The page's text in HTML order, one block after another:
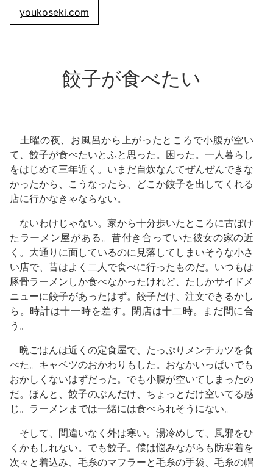
youkoseki.com
餃子が食べたい
土曜の夜、お風呂から上がったところで小腹が空い
て、餃子が食べたいとふと思った。困った。一人暮らし
をはじめて三年近く。いまだ自炊なんてぜんぜんできな
かったから、こうなったら、どこか餃子を出してくれる
店に行かなきゃならない。
ないわけじゃない。家から十分歩いたところに古ぼけ
たラーメン屋がある。昔付き合っていた彼女の家の近
く。大通りに面しているのに見落してしまいそうな小さ
い店で、昔はよく二人で食べに行ったものだ。いつもは
豚骨ラーメンしか食べなかったけれど、たしかサイドメ
ニューに餃子があったはず。餃子だけ、注文できるかし
ら。時計は十一時を差す。閉店は十二時。まだ間に合
う。
晩ごはんは近くの定食屋で、たっぷりメンチカツを食
べた。キャベツのおかわりもした。おなかいっぱいでも
おかしくないはずだった。でも小腹が空いてしまったの
だ。ほんと、餃子のぶんだけ、ちょっとだけ空いてる感
じ。ラーメンまでは一緒には食べられそうにない。
そして、間違いなく外は寒い。湯冷めして、風邪をひ
くかもしれない。でも餃子。僕は悩みながらも防寒着を
次々と着込み、毛糸のマフラーと毛糸の手袋、毛糸の帽